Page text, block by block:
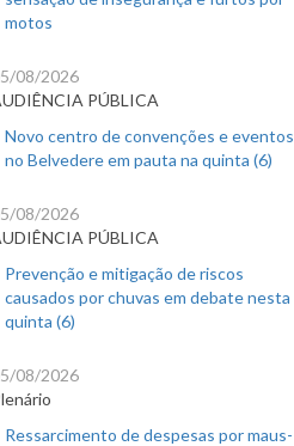
motos
08/2026
PÚBLICA
Novo centro de convenções e eventos
no Belvedere em pauta na quinta (6)
08/2026
PÚBLICA
Prevenção e mitigação de riscos
causados por chuvas em debate nesta
quinta (6)
08/2026
Ressarcimento de despesas por maus-